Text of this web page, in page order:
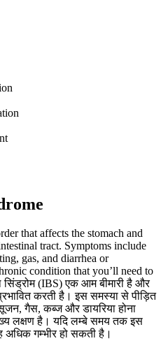
that affects the stomach and
tract. Symptoms include
gas, and diarrhea or
condition that you’ll need to
सिंड्रोम (IBS) एक आम बीमारी है और
करती है। इस समस्या से पीड़ित
सूजन, गैस, कब्ज और डायरिया होना
लक्षण है। यदि लम्बे समय तक इस
अधिक गम्भीर हो सकती है।